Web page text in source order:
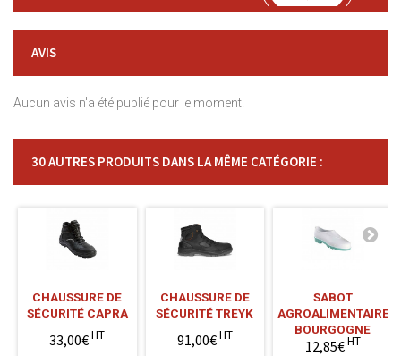
AVIS
Aucun avis n'a été publié pour le moment.
30 AUTRES PRODUITS DANS LA MÊME CATÉGORIE :
CHAUSSURE DE
SÉCURITÉ CAPRA
33,00€HT
CHAUSSURE DE
SÉCURITÉ TREYK
91,00€HT
SABOT
AGROALIMENTAIRE
BOURGOGNE
12,85€HT